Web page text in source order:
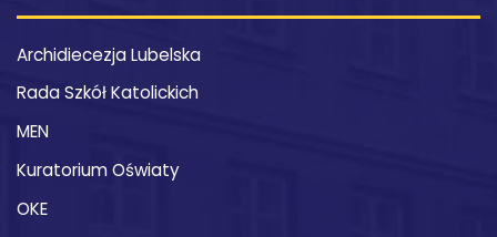
Archidiecezja Lubelska
Rada Szkół Katolickich
MEN
Kuratorium Oświaty
OKE